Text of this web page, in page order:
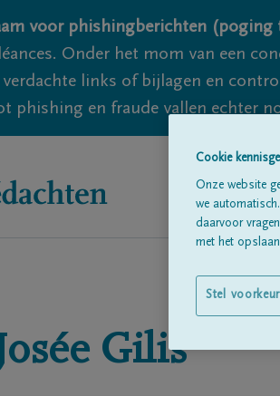
voor phishingberichten
Onder het mom van een
links of bijlagen en
phishing en fraude vallen echter
Gilis
Cookie
Onze website
we
daarvoor
met het
Stel